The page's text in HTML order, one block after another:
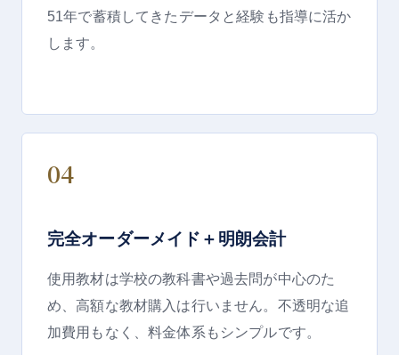
51年で蓄積してきたデータと経験も指導に活か
します。
04
完全オーダーメイド＋明朗会計
使用教材は学校の教科書や過去問が中心のた
め、高額な教材購入は行いません。不透明な追
加費用もなく、料金体系もシンプルです。